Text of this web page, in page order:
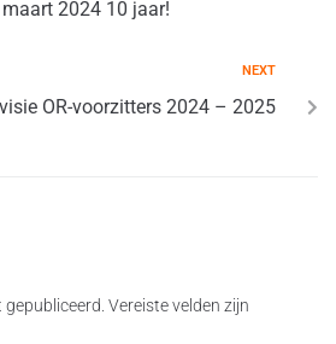
2024 10 jaar!
NEXT
OR-voorzitters 2024 – 2025
Vereiste velden zijn